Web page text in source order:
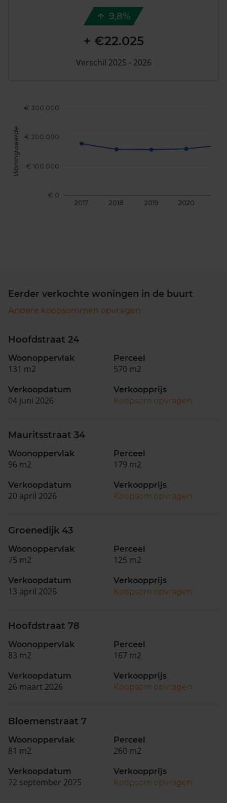
2017 2018 2019 2020
€ 0
€ 100.000
€ 200.000
€ 300.000
Woningwaarde
9,8%
+ €22.025
Verschil 2025 - 2026
Eerder verkochte woningen in de buurt
Andere koopsommen opvragen
Hoofdstraat 24
Woonoppervlak
131 m2
Perceel
570 m2
Verkoopdatum
04 juni 2026
Verkoopprijs
Koopsom opvragen
Mauritsstraat 34
Woonoppervlak
96 m2
Perceel
179 m2
Verkoopdatum
20 april 2026
Verkoopprijs
Koopsom opvragen
Groenedijk 43
Woonoppervlak
75 m2
Perceel
125 m2
Verkoopdatum
13 april 2026
Verkoopprijs
Koopsom opvragen
Hoofdstraat 78
Woonoppervlak
83 m2
Perceel
167 m2
Verkoopdatum
26 maart 2026
Verkoopprijs
Koopsom opvragen
Bloemenstraat 7
Woonoppervlak
81 m2
Perceel
260 m2
Verkoopdatum
22 september 2025
Verkoopprijs
Koopsom opvragen